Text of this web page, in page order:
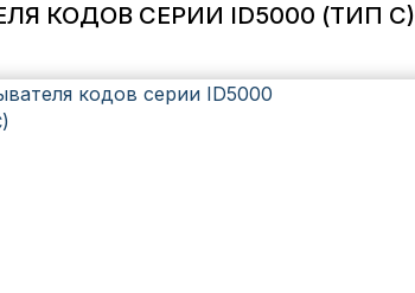
КОДОВ СЕРИИ ID5000 (ТИП C)